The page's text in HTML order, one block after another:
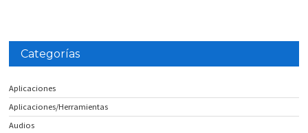
Categorías
Aplicaciones
Aplicaciones/Herramientas
Audios